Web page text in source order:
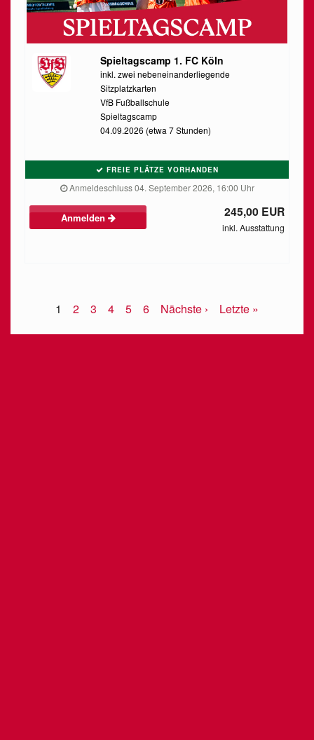
Spieltagscamp 1. FC Köln
inkl. zwei nebeneinanderliegende
Sitzplatzkarten
VfB Fußballschule
Spieltagscamp
04.09.2026 (etwa 7 Stunden)
FREIE PLÄTZE VORHANDEN
Anmeldeschluss 04. September 2026, 16:00 Uhr
Anmelden 245,00 EUR
inkl. Ausstattung
1 2 3 4 5 6 Nächste › Letzte »